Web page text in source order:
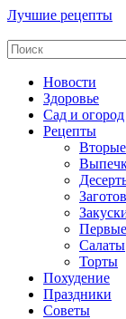
Лучшие рецепты
Новости
Здоровье
Сад и огород
Рецепты
Салаты
Торты
Похудение
Праздники
Советы